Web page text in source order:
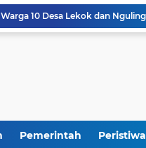
Pemerintah Peristiwa